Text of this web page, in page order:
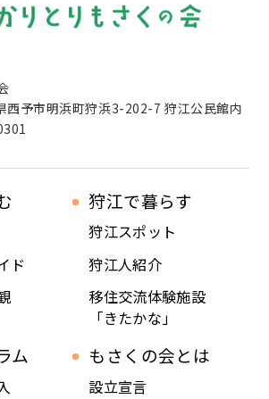
西予市明浜町狩浜3-202-7 狩江公民館内
ド
狩江で暮らす
狩江スポット
狩江人紹介
移住交流体験施設
「きたかな」
ム もさくの会とは
設立宣言